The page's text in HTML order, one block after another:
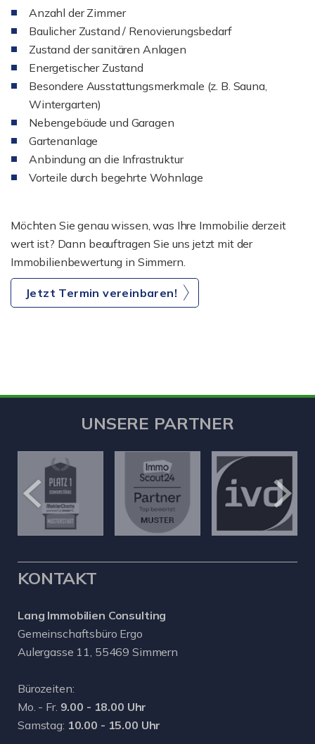
Anzahl der Zimmer
Baulicher Zustand / Renovierungsbedarf
Zustand der sanitären Anlagen
Energetischer Zustand
Besondere Ausstattungsmerkmale (z. B. Sauna,
Wintergarten)
Nebengebäude und Garagen
Gartenanlage
Anbindung an die Infrastruktur
Vorteile durch begehrte Wohnlage
Möchten Sie genau wissen, was Ihre Immobilie derzeit
wert ist? Dann beauftragen Sie uns jetzt mit der
Immobilienbewertung in Simmern.
Jetzt Termin vereinbaren!
UNSERE PARTNER
KONTAKT
Lang Immobilien Consulting
Gemeinschaftsbüro Ergo
Aulergasse 11, 55469 Simmern
Bürozeiten:
Mo. - Fr. 9.00 - 18.00 Uhr
Samstag: 10.00 - 15.00 Uhr